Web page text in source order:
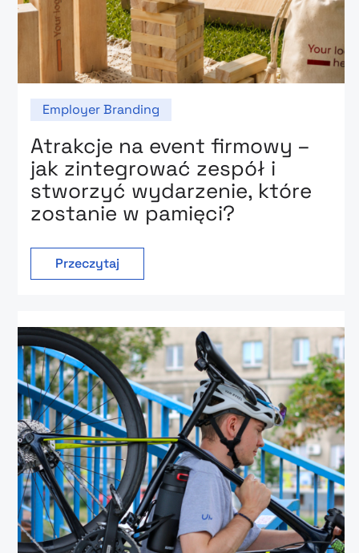
Employer Branding
Atrakcje na event firmowy –
jak zintegrować zespół i
stworzyć wydarzenie, które
zostanie w pamięci?
Przeczytaj